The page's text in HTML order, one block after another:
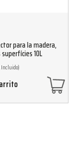
para la madera,
10L
Incluido)